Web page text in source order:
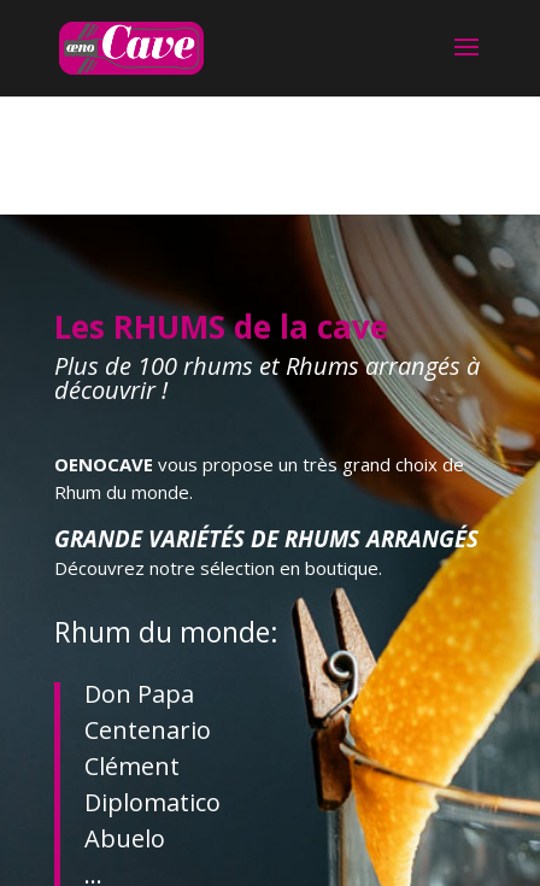
Les RHUMS de la cave
Plus de 100 rhums et Rhums arrangés à
découvrir !
OENOCAVE vous propose un très grand choix de
Rhum du monde.
GRANDE VARIÉTÉS DE RHUMS ARRANGÉS
Découvrez notre sélection en boutique.
Rhum du monde:
Don Papa
Centenario
Clément
Diplomatico
Abuelo
…